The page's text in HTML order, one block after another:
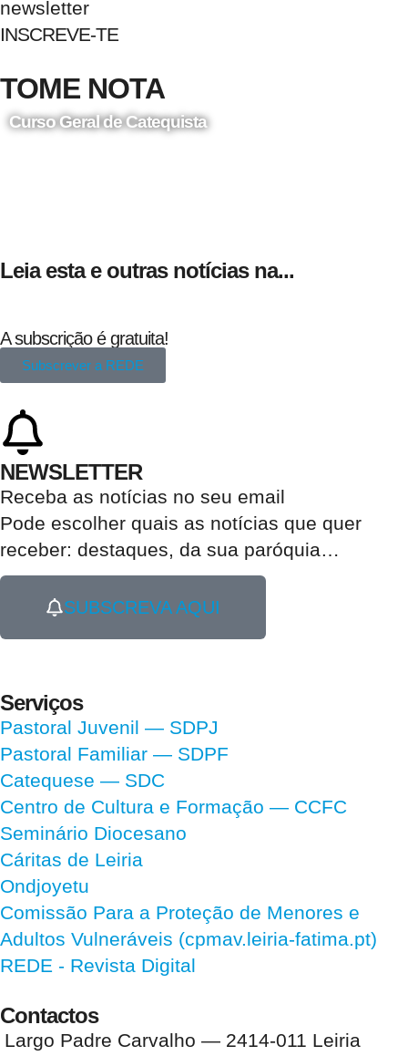
newsletter
INSCREVE-TE
TOME NOTA
Curso Geral de Catequista
Leia esta e outras notícias na...
A subscrição é gratuita!
Subscrever a REDE
NEWSLETTER
Receba as notícias no seu email​
Pode escolher quais as notícias que quer
receber: destaques, da sua paróquia
SUBSCREVA AQUI
Serviços
Pastoral Juvenil — SDPJ
Pastoral Familiar — SDPF
Catequese — SDC
Centro de Cultura e Formação — CCFC
Seminário Diocesano
Cáritas de Leiria
Ondjoyetu
Comissão Para a Proteção de Menores e
Adultos Vulneráveis (cpmav.leiria-fatima.pt)
REDE - Revista Digital
Contactos
Largo Padre Carvalho — 2414-011 Leiria